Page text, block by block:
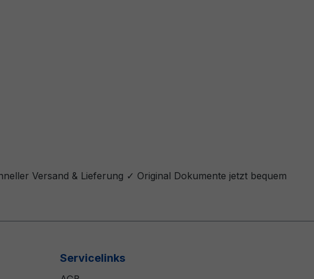
Versand & Lieferung ✓ Original Dokumente jetzt bequem
Servicelinks